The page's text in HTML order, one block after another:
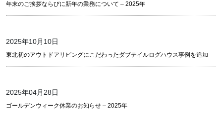
年末のご挨拶ならびに新年の業務について – 2025年
2025年10月10日
東北初のアウトドアリビングにこだわったダブテイルログハウス事例を追加
2025年04月28日
ゴールデンウィーク休業のお知らせ – 2025年